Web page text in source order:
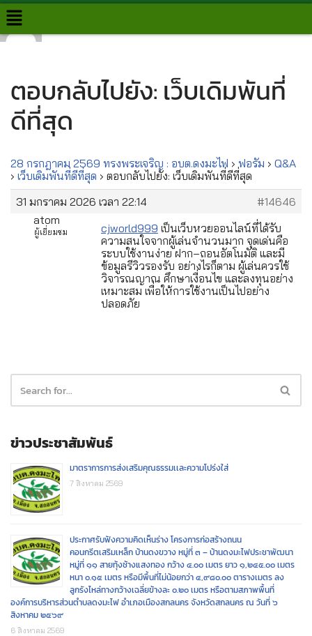
Skip
ตอบกลับไปยัง: เว็บเดิมพันที่
ดีที่สุด
28 กรกฎาคม 2569 ทรงพระเจริญ : อบต.ดงมะไฟ › ฟอรั่ม › Q&A
› เว็บเดิมพันที่ดีที่สุด › ตอบกลับไปยัง: เว็บเดิมพันที่ดีที่สุด
31 มกราคม 2026 เวลา 22:14
#14646
atom
ผู้เยี่ยมชม cjworld999 เป็นเว็บหวยออนไลน์ที่ได้รับ
ความสนใจจากผู้เล่นจำนวนมาก จุดเด่นคือ
ระบบใช้งานง่าย ฝาก–ถอนอัตโนมัติ และมี
ข้อมูลรีวิวรองรับ อย่างไรก็ตาม ผู้เล่นควรใช้
วิจารณญาณ ศึกษาเงื่อนไข และลงทุนอย่าง
เหมาะสม เพื่อให้การใช้งานเป็นไปอย่าง
ปลอดภัย
ข่าวประชาสัมพันธ์
มาตราการการส่งเสริมคุณธรรมเเละความโปร่งใส่
7 สิงหาคม 2569
ประกาศรับฟังความคิดเห็นร่าง โครงการก่อสร้างถนน
คอนกรีตเสริมเหล็ก บ้านดงขวาง หมู่ที่ ๓ – บ้านดงมะไฟประชาพัฒนา
หมู่ที่ ๑๑ สายทุ้งช้างแสงทอง กว้าง ๔.๐๐ เมตร ยาว ๑,๒๔๕.๐๐ เมตร
หนา ๐.๑๕ เมตร หรือมีพื้นที่ไม่น้อยกว่า ๔,๙๘๐.๐๐ ตารางเมตร ลง
ลูกรังไหล่ทางกว้างเฉลี่ยข้างละ ๐.๒๐ เมตร หรือตามสภาพพื้นที่
องค์การบริหารส่วนตำบลดงมะไฟ อำเภอเมืองสกลนคร จังหวัดสกลนคร ณ วันที่ ๖
สิงหาคม ๒๕๖๙
6 สิงหาคม 2569